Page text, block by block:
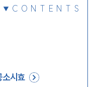
CONTENTS
소시효